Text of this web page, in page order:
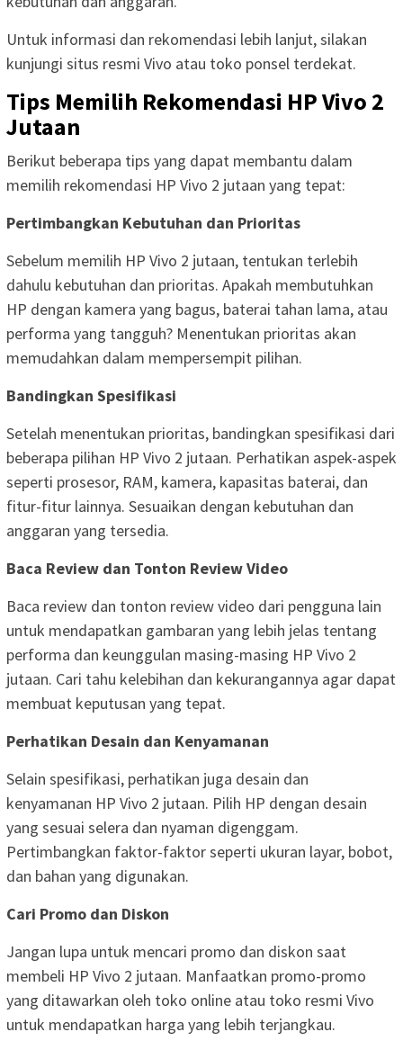
Untuk informasi dan rekomendasi lebih lanjut, silakan
kunjungi situs resmi Vivo atau toko ponsel terdekat.
Tips Memilih Rekomendasi HP Vivo 2
Jutaan
Berikut beberapa tips yang dapat membantu dalam
memilih rekomendasi HP Vivo 2 jutaan yang tepat:
Pertimbangkan Kebutuhan dan Prioritas
Sebelum memilih HP Vivo 2 jutaan, tentukan terlebih
dahulu kebutuhan dan prioritas. Apakah membutuhkan
HP dengan kamera yang bagus, baterai tahan lama, atau
performa yang tangguh? Menentukan prioritas akan
memudahkan dalam mempersempit pilihan.
Bandingkan Spesifikasi
Setelah menentukan prioritas, bandingkan spesifikasi dari
beberapa pilihan HP Vivo 2 jutaan. Perhatikan aspek-aspek
seperti prosesor, RAM, kamera, kapasitas baterai, dan
fitur-fitur lainnya. Sesuaikan dengan kebutuhan dan
anggaran yang tersedia.
Baca Review dan Tonton Review Video
Baca review dan tonton review video dari pengguna lain
untuk mendapatkan gambaran yang lebih jelas tentang
performa dan keunggulan masing-masing HP Vivo 2
jutaan. Cari tahu kelebihan dan kekurangannya agar dapat
membuat keputusan yang tepat.
Perhatikan Desain dan Kenyamanan
Selain spesifikasi, perhatikan juga desain dan
kenyamanan HP Vivo 2 jutaan. Pilih HP dengan desain
yang sesuai selera dan nyaman digenggam.
Pertimbangkan faktor-faktor seperti ukuran layar, bobot,
dan bahan yang digunakan.
Cari Promo dan Diskon
Jangan lupa untuk mencari promo dan diskon saat
membeli HP Vivo 2 jutaan. Manfaatkan promo-promo
yang ditawarkan oleh toko online atau toko resmi Vivo
untuk mendapatkan harga yang lebih terjangkau.